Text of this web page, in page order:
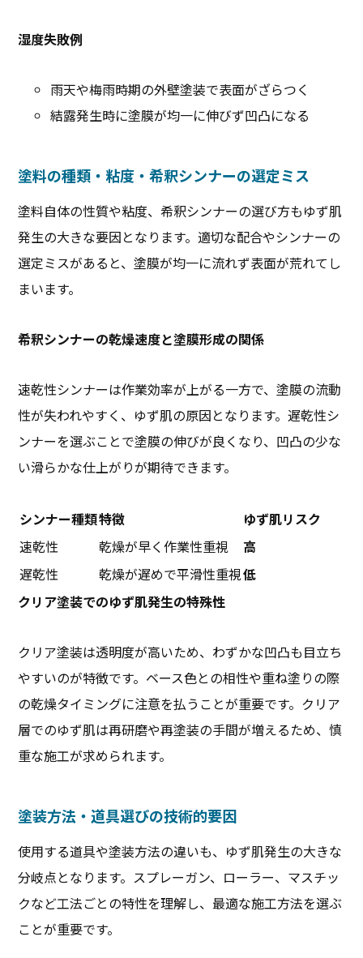
湿度失敗例
雨天や梅雨時期の外壁塗装で表面がざらつく
結露発生時に塗膜が均一に伸びず凹凸になる
塗料の種類・粘度・希釈シンナーの選定ミス
塗料自体の性質や粘度、希釈シンナーの選び方もゆず肌
発生の大きな要因となります。適切な配合やシンナーの
選定ミスがあると、塗膜が均一に流れず表面が荒れてし
まいます。
希釈シンナーの乾燥速度と塗膜形成の関係
速乾性シンナーは作業効率が上がる一方で、塗膜の流動
性が失われやすく、ゆず肌の原因となります。遅乾性シ
ンナーを選ぶことで塗膜の伸びが良くなり、凹凸の少な
い滑らかな仕上がりが期待できます。
シンナー種類特徴
ゆず肌リスク
速乾性
乾燥が早く作業性重視
高
遅乾性
乾燥が遅めで平滑性重視低
クリア塗装でのゆず肌発生の特殊性
クリア塗装は透明度が高いため、わずかな凹凸も目立ち
やすいのが特徴です。ベース色との相性や重ね塗りの際
の乾燥タイミングに注意を払うことが重要です。クリア
層でのゆず肌は再研磨や再塗装の手間が増えるため、慎
重な施工が求められます。
塗装方法・道具選びの技術的要因
使用する道具や塗装方法の違いも、ゆず肌発生の大きな
分岐点となります。スプレーガン、ローラー、マスチッ
クなど工法ごとの特性を理解し、最適な施工方法を選ぶ
ことが重要です。